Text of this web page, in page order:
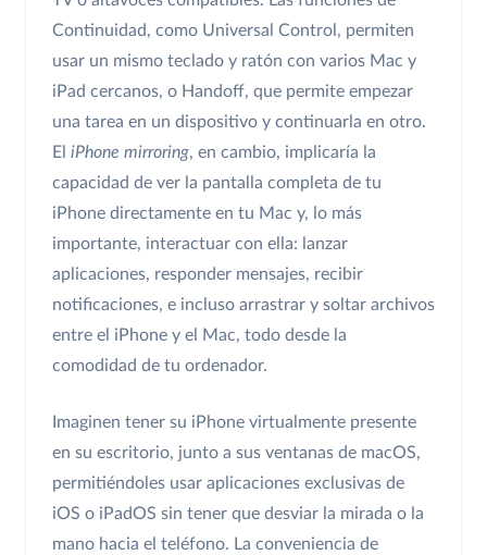
Continuidad, como Universal Control, permiten
usar un mismo teclado y ratón con varios Mac y
iPad cercanos, o Handoff, que permite empezar
una tarea en un dispositivo y continuarla en otro.
El iPhone mirroring, en cambio, implicaría la
capacidad de ver la pantalla completa de tu
iPhone directamente en tu Mac y, lo más
importante, interactuar con ella: lanzar
aplicaciones, responder mensajes, recibir
notificaciones, e incluso arrastrar y soltar archivos
entre el iPhone y el Mac, todo desde la
comodidad de tu ordenador.
Imaginen tener su iPhone virtualmente presente
en su escritorio, junto a sus ventanas de macOS,
permitiéndoles usar aplicaciones exclusivas de
iOS o iPadOS sin tener que desviar la mirada o la
mano hacia el teléfono. La conveniencia de